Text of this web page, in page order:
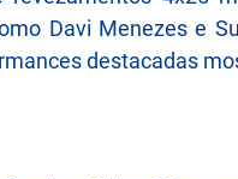
Davi Menezes e
destacadas